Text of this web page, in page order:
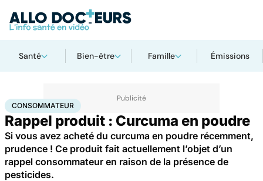
Santé Bien-être Famille Émissions
AccueilSantéConsommateur
CONSOMMATEUR
Rappel produit : Curcuma en poudre
Si vous avez acheté du curcuma en poudre récemment,
prudence ! Ce produit fait actuellement l’objet d’un
rappel consommateur en raison de la présence de
pesticides.